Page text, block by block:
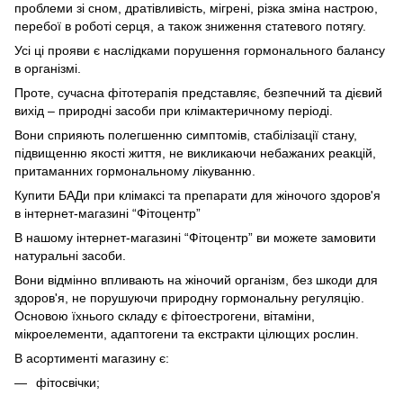
проблеми зі сном, дратівливість, мігрені, різка зміна настрою,
перебої в роботі серця, а також зниження статевого потягу.
Усі ці прояви є наслідками порушення гормонального балансу
в організмі.
Проте, сучасна фітотерапія представляє, безпечний та дієвий
вихід – природні засоби при клімактеричному періоді.
Вони сприяють полегшенню симптомів, стабілізації стану,
підвищенню якості життя, не викликаючи небажаних реакцій,
притаманних гормональному лікуванню.
Купити БАДи при клімаксі та препарати для жіночого здоров'я
в інтернет-магазині “Фітоцентр”
В нашому інтернет-магазині “Фітоцентр” ви можете замовити
натуральні засоби.
Вони відмінно впливають на жіночий організм, без шкоди для
здоров'я, не порушуючи природну гормональну регуляцію.
Основою їхнього складу є фітоестрогени, вітаміни,
мікроелементи, адаптогени та екстракти цілющих рослин.
В асортименті магазину є:
фітосвічки;